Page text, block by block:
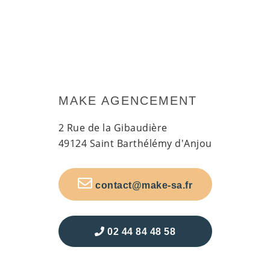
MAKE AGENCEMENT
2 Rue de la Gibaudière
49124 Saint Barthélémy d'Anjou
contact@make-sa.fr
02 44 84 48 58